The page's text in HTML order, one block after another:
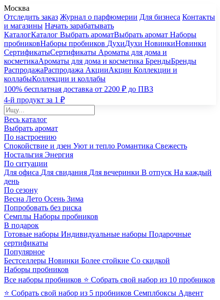
Москва
Отследить заказ Журнал о парфюмерии Для бизнеса Контакты
и магазины Начать зарабатывать
КаталогКаталог Выбрать ароматВыбрать аромат Наборы
пробниковНаборы пробников ДухиДухи НовинкиНовинки
СертификатыСертификаты Ароматы для дома и
косметикаАроматы для дома и косметика БрендыБренды
РаспродажаРаспродажа АкцииАкции Коллекции и
коллабыКоллекции и коллабы
100% бесплатная доставка от 2200 ₽ до ПВЗ
4-й продукт за 1 ₽
Весь каталог
Выбрать аромат
По настроению
Спокойствие и дзен Уют и тепло Романтика Свежесть
Ностальгия Энергия
По ситуации
Для офиса Для свидания Для вечеринки В отпуск На каждый
день
По сезону
Весна Лето Осень Зима
Попробовать без риска
Семплы Наборы пробников
В подарок
Готовые наборы Индивидуальные наборы Подарочные
сертификаты
Популярное
Бестселлеры Новинки Более стойкие Со скидкой
Наборы пробников
Все наборы пробников ⭐ Собрать свой набор из 10 пробников
⭐ Собрать свой набор из 5 пробников Семплбоксы Адвент